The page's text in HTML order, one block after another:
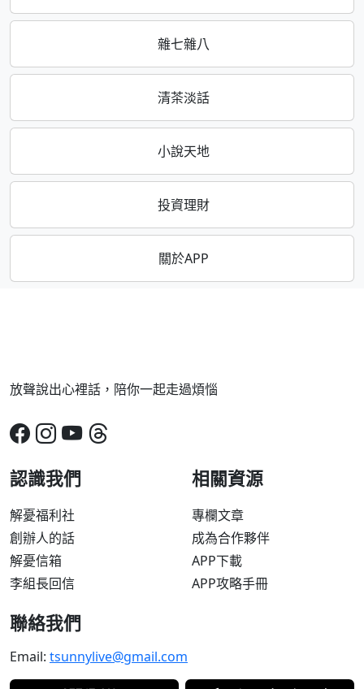
雜七雜八
清茶淡話
小說天地
投資理財
關於APP
放聲說出心裡話，陪你一起走過煩惱
認識我們
解憂福利社
創辦人的話
解憂信箱
李組長回信
相關資源
專欄文章
成為合作夥伴
APP下載
APP攻略手冊
聯絡我們
Email: tsunnylive@gmail.com